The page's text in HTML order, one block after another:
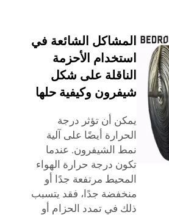
المشاكل الشائعة في
استخدام الأحزمة
الناقلة على شكل
شيفرون وكيفية حلها
يمكن أن تؤثر درجة
الحرارة أيضًا على آلية
نمط الشيفرون. عندما
تكون درجة حرارة الهواء
المحيط مرتفعة جدًا أو
منخفضة جدًا، فقد يتسبب
ذلك في تمدد الحزام أو